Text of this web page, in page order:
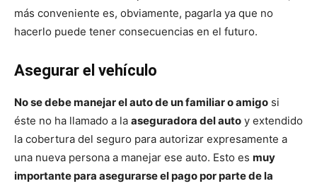
más conveniente es, obviamente, pagarla ya que no
hacerlo puede tener consecuencias en el futuro.
Asegurar el vehículo
No se debe manejar el auto de un familiar o amigo si
éste no ha llamado a la aseguradora del auto y extendido
la cobertura del seguro para autorizar expresamente a
una nueva persona a manejar ese auto. Esto es muy
importante para asegurarse el pago por parte de la